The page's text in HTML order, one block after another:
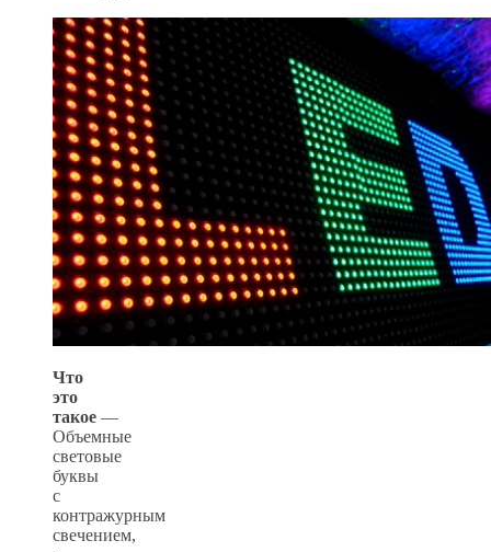
Что
это
такое —
Объемные
световые
буквы
с
контражурным
свечением,